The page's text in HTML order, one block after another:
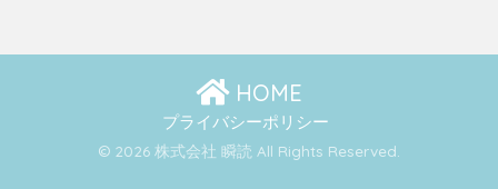
HOME
プライバシーポリシー
© 2026 株式会社 瞬読 All Rights Reserved.